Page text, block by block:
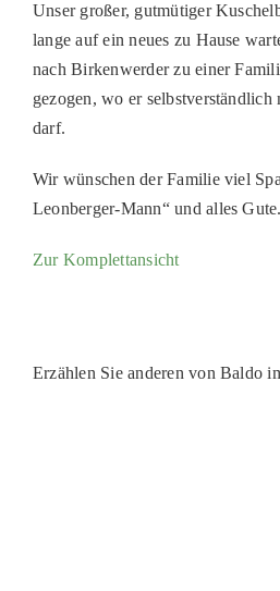
Unser großer, gutmütiger
lange auf ein neues zu Hause
nach Birkenwerder zu einer
gezogen, wo er selbstverständlich
darf.
Wir wünschen der Familie viel
Leonberger-Mann“ und alles Gute.
Zur Komplettansicht
Erzählen Sie anderen von Baldo